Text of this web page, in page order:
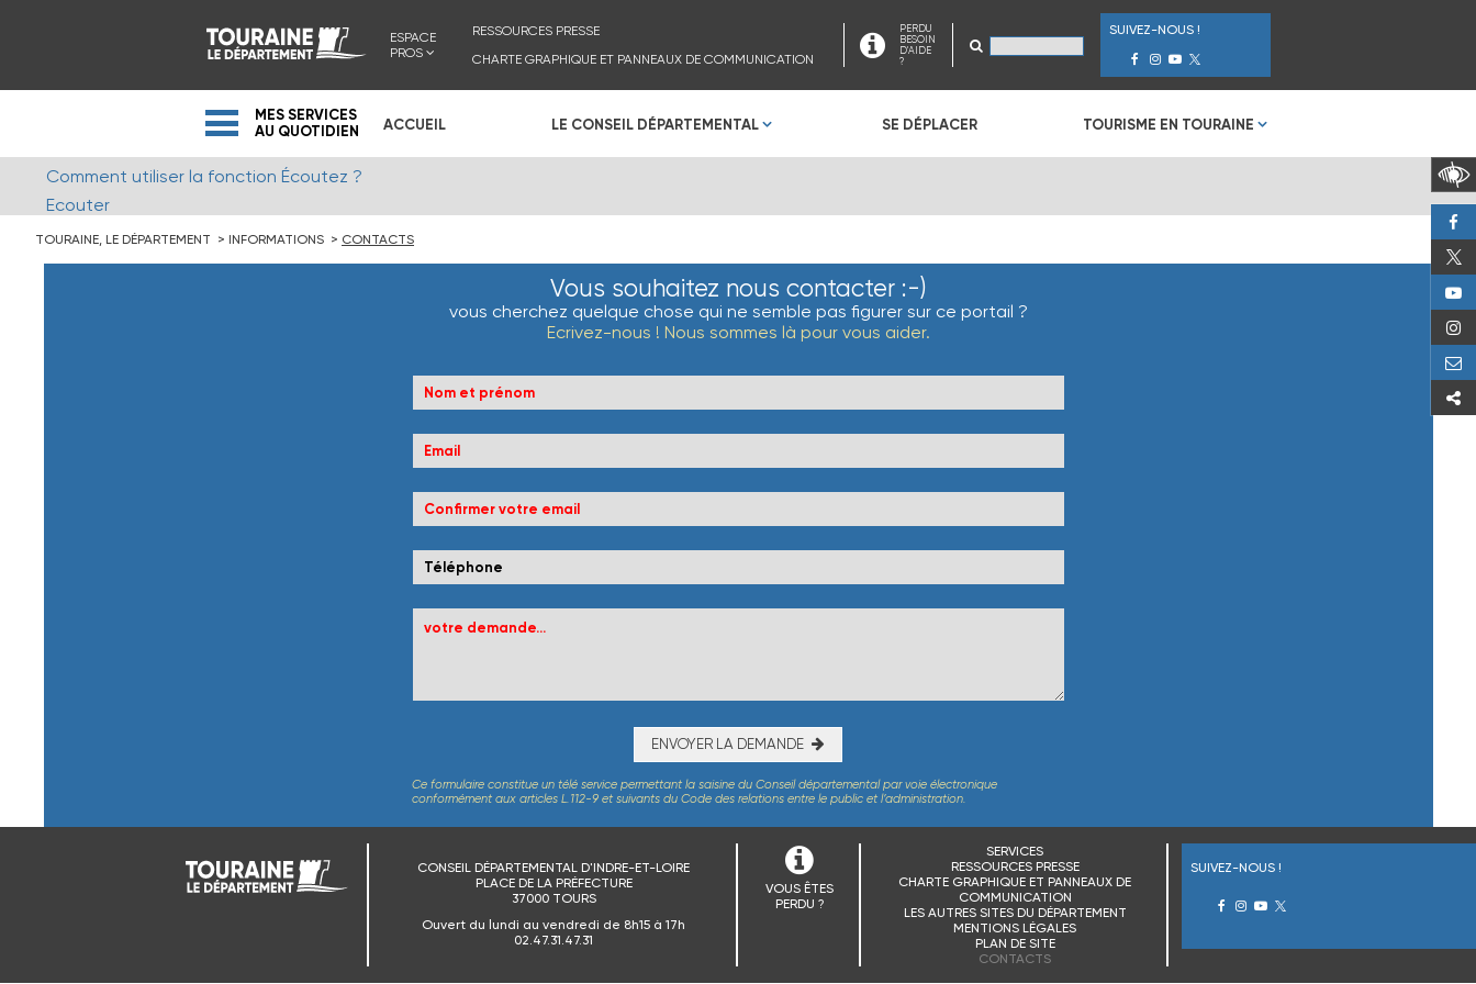
ESPACE
PROS
RESSOURCES PRESSE
CHARTE GRAPHIQUE ET PANNEAUX DE COMMUNICATION
PERDU
BESOIN
D'AIDE
?
SUIVEZ-NOUS !
MES SERVICES
AU QUOTIDIEN
ACCUEIL LE CONSEIL DÉPARTEMENTAL SE DÉPLACER TOURISME EN TOURAINE
Comment utiliser la fonction Écoutez ?
Ecouter
TOURAINE, LE DÉPARTEMENT INFORMATIONS CONTACTS
Vous souhaitez nous contacter :-)
vous cherchez quelque chose qui ne semble pas figurer sur ce portail ?
Ecrivez-nous ! Nous sommes là pour vous aider.
ENVOYER LA DEMANDE
Ce formulaire constitue un télé service permettant la saisine du Conseil départemental par voie électronique
conformément aux articles L.112-9 et suivants du Code des relations entre le public et l’administration.
CONSEIL DÉPARTEMENTAL D'INDRE-ET-LOIRE
PLACE DE LA PRÉFECTURE
37000 TOURS
Ouvert du lundi au vendredi de 8h15 à 17h
02.47.31.47.31
VOUS ÊTES
PERDU ?
SERVICES
RESSOURCES PRESSE
CHARTE GRAPHIQUE ET PANNEAUX DE
COMMUNICATION
LES AUTRES SITES DU DÉPARTEMENT
MENTIONS LÉGALES
PLAN DE SITE
CONTACTS
SUIVEZ-NOUS !